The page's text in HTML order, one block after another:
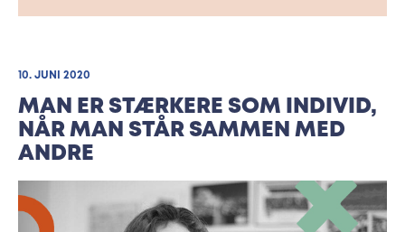
10. JUNI 2020
MAN ER STÆRKERE SOM INDIVID,
NÅR MAN STÅR SAMMEN MED
ANDRE